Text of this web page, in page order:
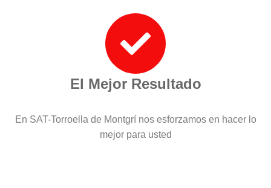
El Mejor Resultado
En SAT-Torroella de Montgrí nos esforzamos en hacer lo
mejor para usted